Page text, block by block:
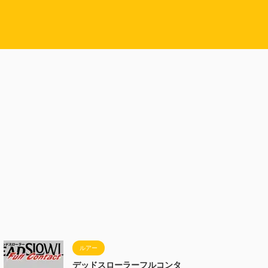
ルアー
デッドスローラーフルコンタ